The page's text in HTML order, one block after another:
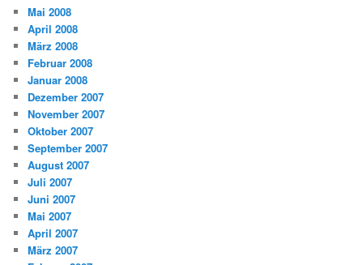
Mai 2008
April 2008
März 2008
Februar 2008
Januar 2008
Dezember 2007
November 2007
Oktober 2007
September 2007
August 2007
Juli 2007
Juni 2007
Mai 2007
April 2007
März 2007